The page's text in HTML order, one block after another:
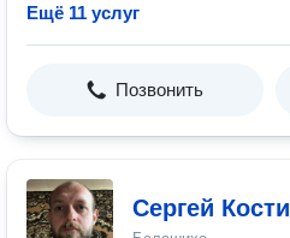
Ещё 11 услуг
Позвонить
Сергей